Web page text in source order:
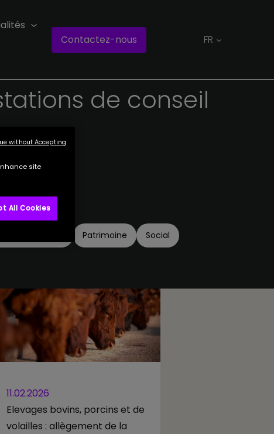
Contactez-nous
FR
de conseil
Patrimoine Social
11.02.2026
Elevages bovins, porcins et de
volailles : allègement de la
site
All Cookies
without Accepting